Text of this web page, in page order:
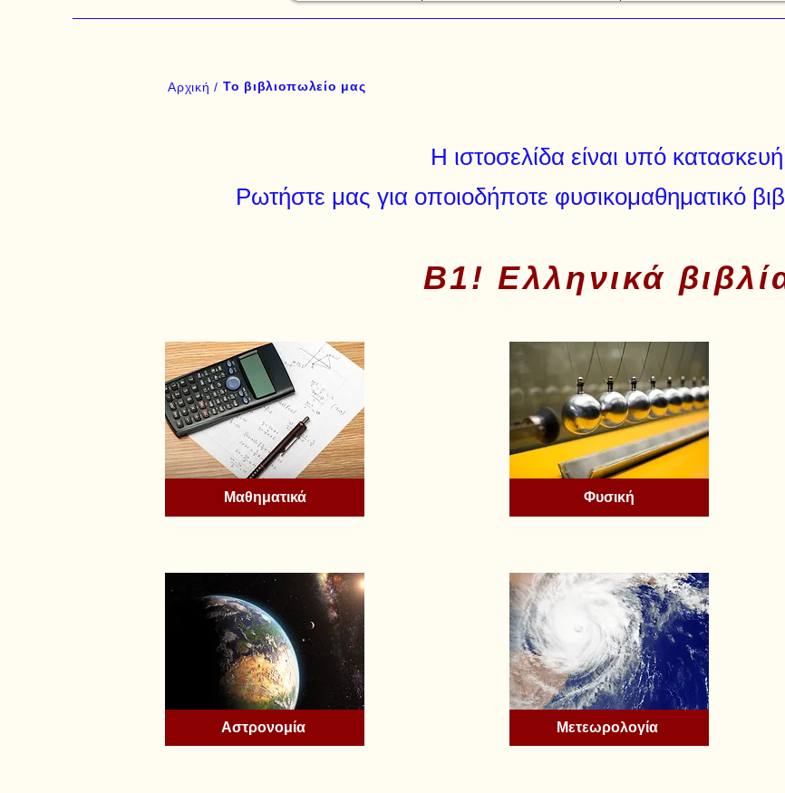
Αρχική / Το βιβλιοπωλείο μας
Η ιστοσελίδα είναι υπό
Ρωτήστε μας για οποιοδήποτε φυσικομαθηματικό
Β1! Ελληνικά
Μαθηματικά
Αστρονομία
Φυσική
Μετεωρολογία